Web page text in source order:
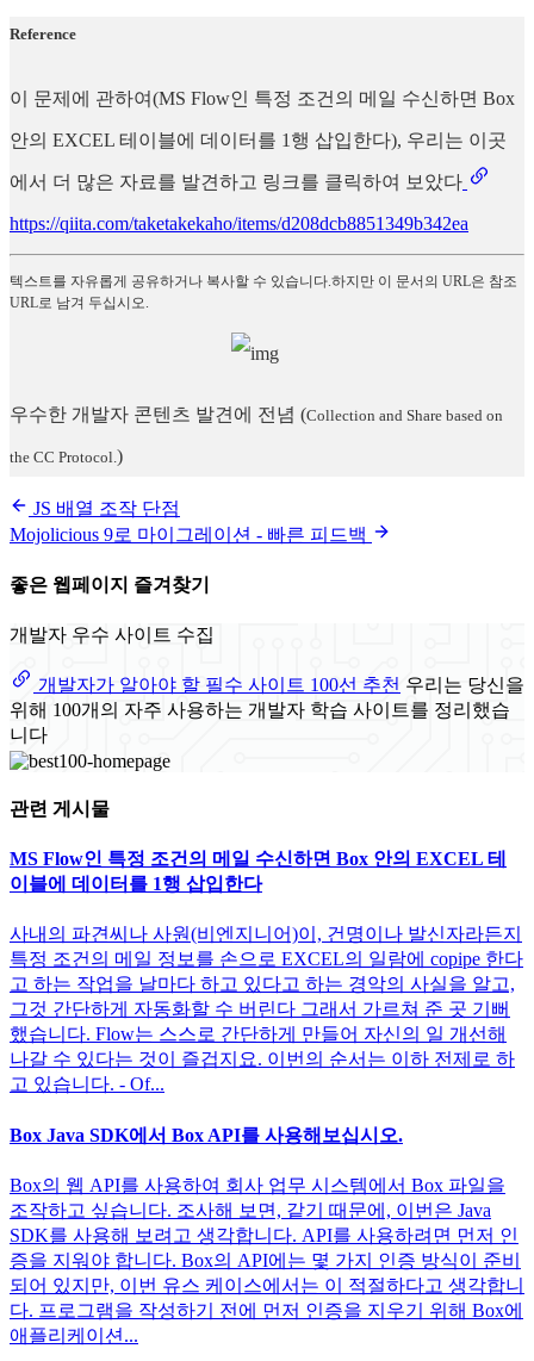
Reference
이 문제에 관하여(MS Flow인 특정 조건의 메일 수신하면 Box
안의 EXCEL 테이블에 데이터를 1행 삽입한다), 우리는 이곳
에서 더 많은 자료를 발견하고 링크를 클릭하여 보았다
https://qiita.com/taketakekaho/items/d208dcb8851349b342ea
텍스트를 자유롭게 공유하거나 복사할 수 있습니다.하지만 이 문서의 URL은 참조
URL로 남겨 두십시오.
우수한 개발자 콘텐츠 발견에 전념 (Collection and Share based on
the CC Protocol. )
JS 배열 조작 단점
Mojolicious 9로 마이그레이션 - 빠른 피드백
좋은 웹페이지 즐겨찾기
개발자 우수 사이트 수집
개발자가 알아야 할 필수 사이트 100선 추천 우리는 당신을
위해 100개의 자주 사용하는 개발자 학습 사이트를 정리했습
니다
관련 게시물
MS Flow인 특정 조건의 메일 수신하면 Box 안의 EXCEL 테
이블에 데이터를 1행 삽입한다
사내의 파견씨나 사원(비엔지니어)이, 건명이나 발신자라든지
특정 조건의 메일 정보를 손으로 EXCEL의 일람에 copipe 한다
고 하는 작업을 날마다 하고 있다고 하는 경악의 사실을 알고,
그것 간단하게 자동화할 수 버린다 그래서 가르쳐 준 곳 기뻐
했습니다. Flow는 스스로 간단하게 만들어 자신의 일 개선해
나갈 수 있다는 것이 즐겁지요. 이번의 순서는 이하 전제로 하
고 있습니다. - Of...
Box Java SDK에서 Box API를 사용해보십시오.
Box의 웹 API를 사용하여 회사 업무 시스템에서 Box 파일을
조작하고 싶습니다. 조사해 보면, 같기 때문에, 이번은 Java
SDK를 사용해 보려고 생각합니다. API를 사용하려면 먼저 인
증을 지워야 합니다. Box의 API에는 몇 가지 인증 방식이 준비
되어 있지만, 이번 유스 케이스에서는 이 적절하다고 생각합니
다. 프로그램을 작성하기 전에 먼저 인증을 지우기 위해 Box에
애플리케이션...